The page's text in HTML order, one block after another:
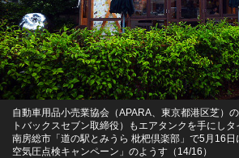
自動車用品小売業協会（APARA、東京都港区芝）
トバックスセブン取締役）もエアタンクを手にし
南房総市「道の駅とみうら 枇杷倶楽部」で5月16
空気圧点検キャンペーン」のようす（14/16）